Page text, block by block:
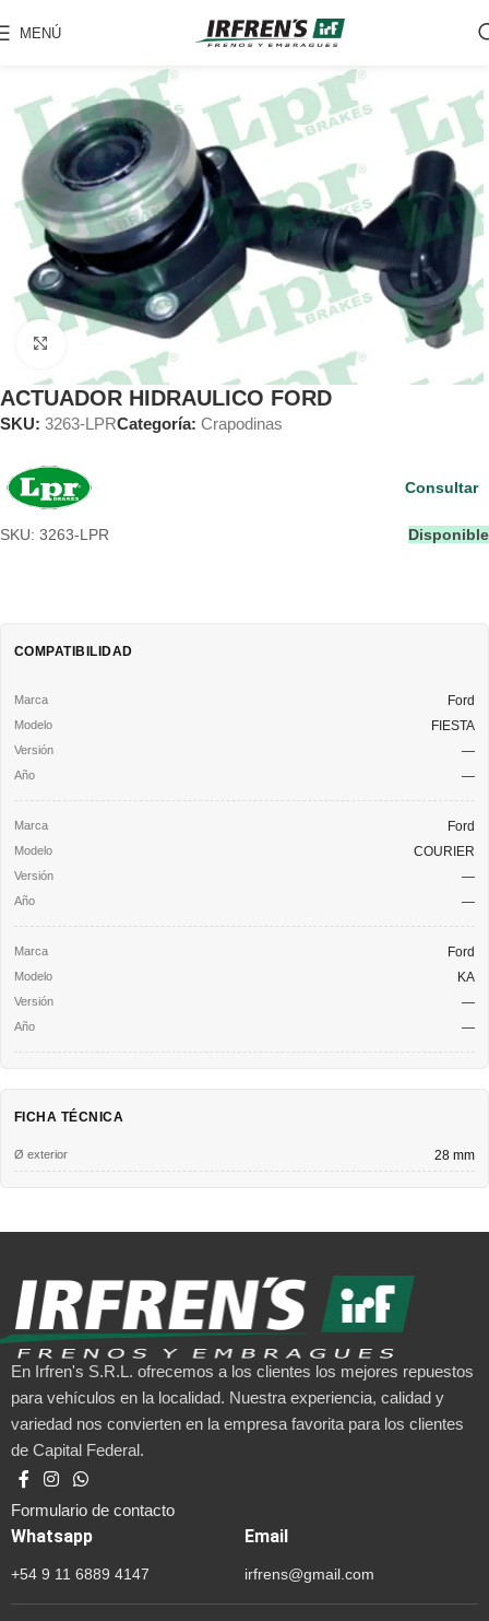
MENÚ
Clic para ampliar
ACTUADOR HIDRAULICO FORD
SKU: 3263-LPRCategoría: Crapodinas
SKU: 3263-LPR Disponible
Consultar
COMPATIBILIDAD
Ford
FIESTA
—
—
Ford
COURIER
—
—
Ford
KA
—
—
FICHA TÉCNICA
Ø exterior 28 mm
En Irfren's S.R.L. ofrecemos a los clientes los mejores repuestos
para vehículos en la localidad. Nuestra experiencia, calidad y
variedad nos convierten en la empresa favorita para los clientes
de Capital Federal.
Formulario de contacto
Whatsapp
+54 9 11 6889 4147
Email
irfrens@gmail.com